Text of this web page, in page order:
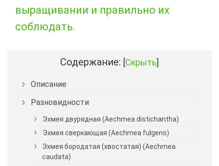
выращивании и правильно их
соблюдать.
Содержание: [Скрыть]
Описание
Разновидности
Эхмея двурядная (Aechmea distichantha)
Эхмея сверкающая (Aechmea fulgens)
Эхмея бородатая (хвостатая) (Aechmea
caudata)